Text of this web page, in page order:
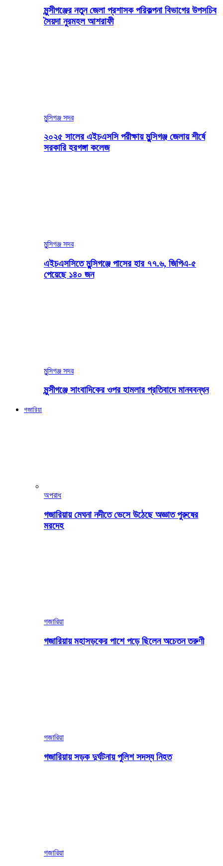
মুন্সীগঞ্জের নতুন জেলা প্রশাসক পরিকল্পনা বিভাগের উপসচিব
সৈয়দা নুরমহল আশরাফী
মুন্সিগঞ্জ সদর
২০২৫ সালের এইচএসসি পরীক্ষায় মুন্সিগঞ্জ জেলায় শীর্ষে
সরকারি হরগঙ্গা কলেজ
মুন্সিগঞ্জ সদর
এইচএসসিতে মুন্সিগঞ্জে পাসের হার ৭৭.৬, জিপিএ-৫
পেয়েছে ১৪০ জন
মুন্সিগঞ্জ সদর
মুন্সীগঞ্জে সাংবাদিকের ওপর হামলার প্রতিবাদে মানববন্ধন
গজারিয়া
অপরাধ
গজারিয়ায় মেঘনা নদীতে ভেসে উঠেছে অজ্ঞাত পুরুষের
মরদেহ
গজারিয়া
গজারিয়ায় মহাসড়কের পাশে পড়ে ছিলেন অচেতন তরুণী
গজারিয়া
গজারিয়ায় সড়ক দুর্ঘটনায় পুলিশ সদস্য নিহত
গজারিয়া